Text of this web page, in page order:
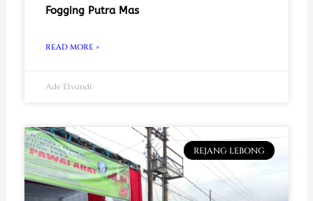
Fogging Putra Mas
READ MORE »
Ade Elvandi
REJANG LEBONG